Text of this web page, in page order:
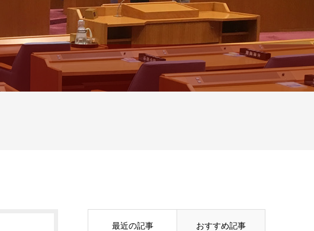
最近の記事 おすすめ記事